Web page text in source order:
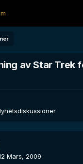
av Star Trek
Mars, 2009